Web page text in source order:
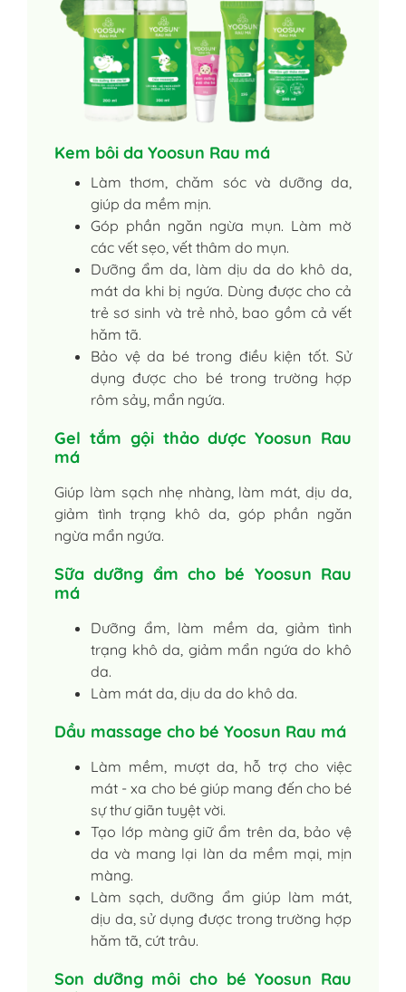
Kem bôi da Yoosun Rau má
Làm thơm, chăm sóc và dưỡng da,
giúp da mềm mịn.
Góp phần ngăn ngừa mụn. Làm mờ
các vết sẹo, vết thâm do mụn.
Dưỡng ẩm da, làm dịu da do khô da,
mát da khi bị ngứa. Dùng được cho cả
trẻ sơ sinh và trẻ nhỏ, bao gồm cả vết
hăm tã.
Bảo vệ da bé trong điều kiện tốt. Sử
dụng được cho bé trong trường hợp
rôm sảy, mẩn ngứa.
Gel tắm gội thảo dược Yoosun Rau
má
Giúp làm sạch nhẹ nhàng, làm mát, dịu da,
giảm tình trạng khô da, góp phần ngăn
ngừa mẩn ngứa.
Sữa dưỡng ẩm cho bé Yoosun Rau
má
Dưỡng ẩm, làm mềm da, giảm tình
trạng khô da, giảm mẩn ngứa do khô
da.
Làm mát da, dịu da do khô da.
Dầu massage cho bé Yoosun Rau má
Làm mềm, mượt da, hỗ trợ cho việc
mát - xa cho bé giúp mang đến cho bé
sự thư giãn tuyệt vời.
Tạo lớp màng giữ ẩm trên da, bảo vệ
da và mang lại làn da mềm mại, mịn
màng.
Làm sạch, dưỡng ẩm giúp làm mát,
dịu da, sử dụng được trong trường hợp
hăm tã, cứt trâu.
Son dưỡng môi cho bé Yoosun Rau